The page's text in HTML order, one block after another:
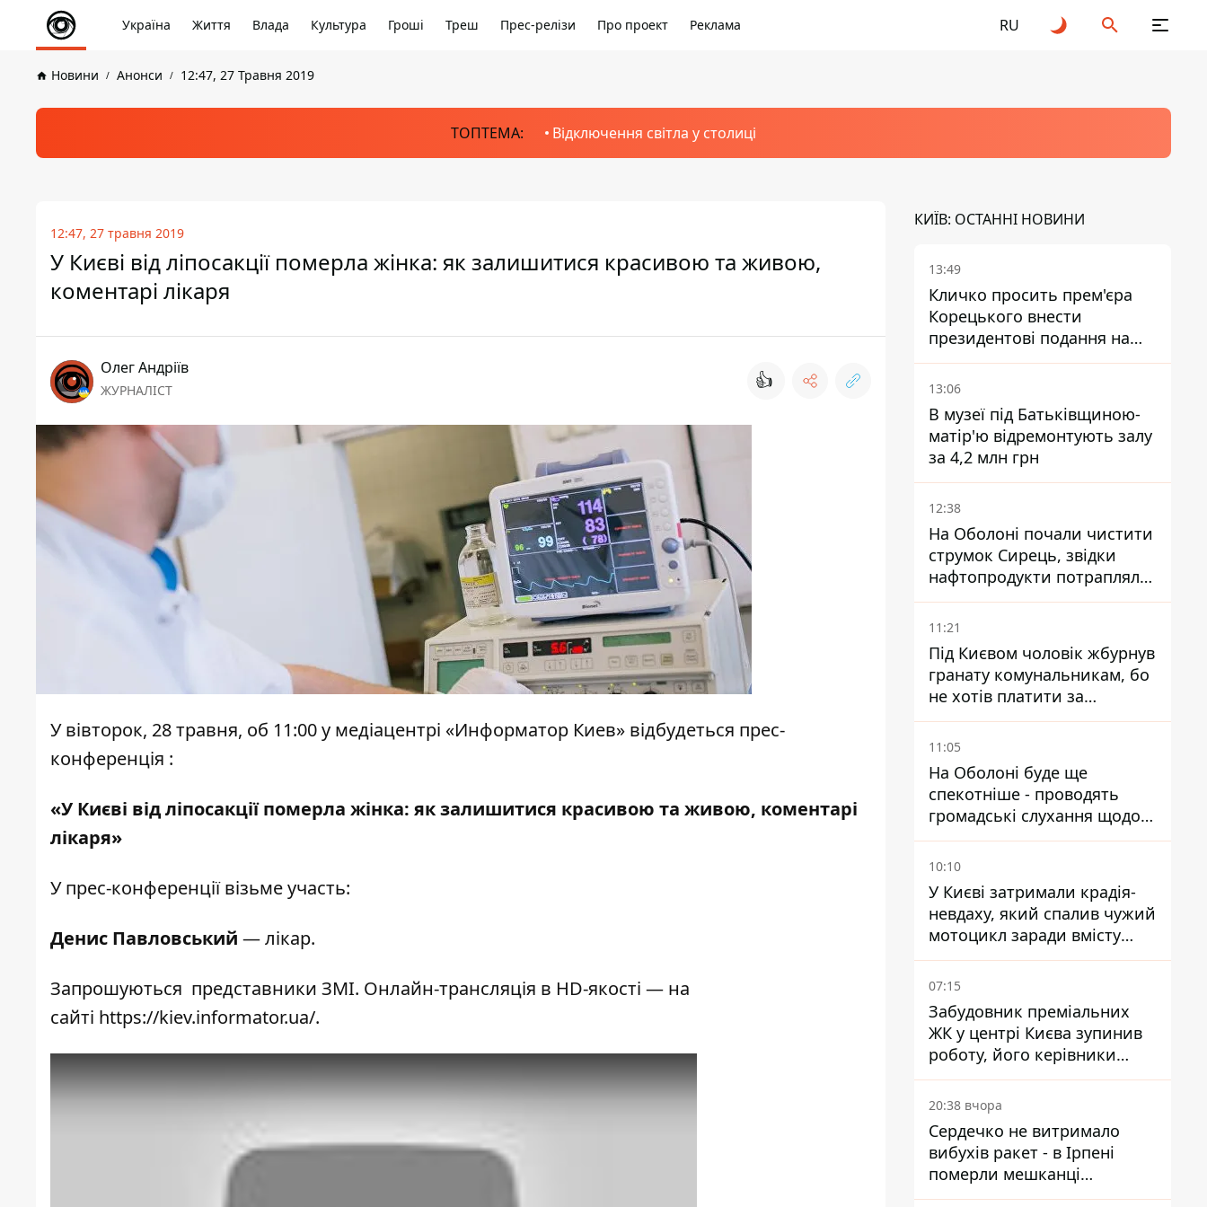
Україна Життя Влада Культура Гроші Треш Прес-релізи Про проект Реклама RU
Новини Анонси 12:47, 27 Травня 2019
ТОПТЕМА: Відключення світла у столиці
12:47, 27 травня 2019
У Києві від ліпосакції померла жінка: як залишитися красивою та живою,
коментарі лікаря
Олег Андріїв
ЖУРНАЛІСТ 👍
У вівторок, 28 травня, об 11:00 у медіацентрі «Информатор Киев» відбудеться прес-
конференція :
«У Києві від ліпосакції померла жінка: як залишитися красивою та живою, коментарі
лікаря»
У прес-конференції візьме участь:
Денис Павловський — лікар.
Запрошуються представники ЗМІ. Онлайн-трансляція в HD-якості — на
сайті https://kiev.informator.ua/.
КИЇВ: ОСТАННІ НОВИНИ
13:49
Кличко просить прем'єра
Корецького внести
президентові подання на
звільнення володаря
Троєщини Бахматова
13:06
В музеї під Батьківщиною-
матір'ю відремонтують залу
за 4,2 млн грн
12:38
На Оболоні почали чистити
струмок Сирець, звідки
нафтопродукти потрапляли
до озер
11:21
Під Києвом чоловік жбурнув
гранату комунальникам, бо
не хотів платити за
квитанціями
11:05
На Оболоні буде ще
спекотніше - проводять
громадські слухання щодо
храму УГКЦ на Північній
10:10
У Києві затримали крадія-
невдаху, який спалив чужий
мотоцикл заради вмісту
багажника
07:15
Забудовник преміальних
ЖК у центрі Києва зупинив
роботу, його керівники
втекли з України - Bihus.info
20:38 вчора
Сердечко не витримало
вибухів ракет - в Ірпені
померли мешканці
притулку для собак з